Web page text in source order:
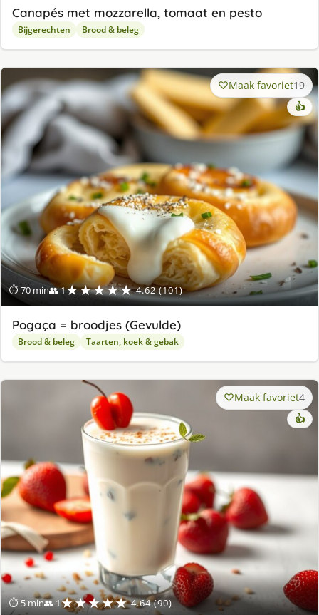
Canapés met mozzarella, tomaat en pesto
Bijgerechten Brood & beleg
⏱ 70 min👥 1★★★★★ 4.62 (101)
Maak favoriet19
👍
Pogaça = broodjes (Gevulde)
Brood & beleg Taarten, koek & gebak
⏱ 5 min👥 1★★★★★ 4.64 (90)
Maak favoriet4
👍